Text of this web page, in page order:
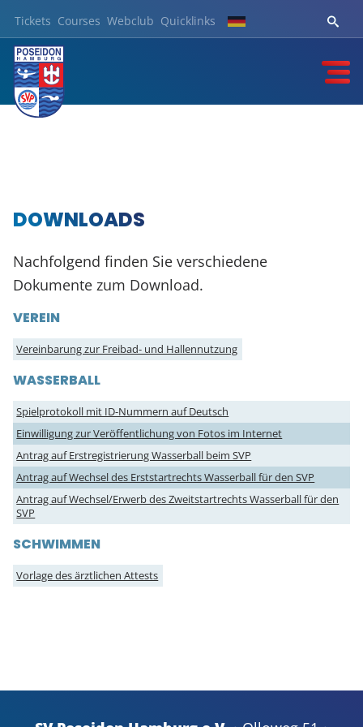
Tickets Courses Webclub Quicklinks
DOWNLOADS
Nachfolgend finden Sie verschiedene
Dokumente zum Download.
VEREIN
Vereinbarung zur Freibad- und Hallennutzung
WASSERBALL
Spielprotokoll mit ID-Nummern auf Deutsch
Einwilligung zur Veröffentlichung von Fotos im Internet
Antrag auf Erstregistrierung Wasserball beim SVP
Antrag auf Wechsel des Erststartrechts Wasserball für den SVP
Antrag auf Wechsel/Erwerb des Zweitstartrechts Wasserball für den
SVP
SCHWIMMEN
Vorlage des ärztlichen Attests